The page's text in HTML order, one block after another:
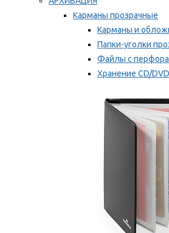
Карманы прозрачные
Карманы и
Папки-уголки
Файлы с
Хранение CD/DVD
Мы рекомендуем